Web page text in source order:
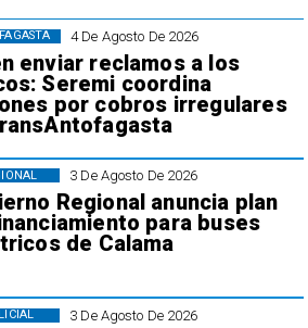
4 De Agosto De 2026
enviar reclamos a los
Seremi coordina
por cobros irregulares
3 De Agosto De 2026
Regional anuncia plan
para buses
de Calama
3 De Agosto De 2026